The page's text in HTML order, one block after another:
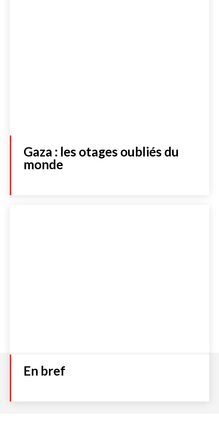
Gaza : les otages oubliés du
monde
En bref